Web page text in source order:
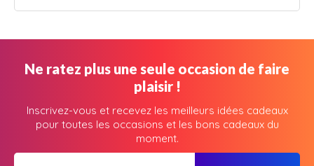
Ne ratez plus une seule occasion de faire
plaisir !
Inscrivez-vous et recevez les meilleurs idées cadeaux
pour toutes les occasions et les bons cadeaux du
moment.